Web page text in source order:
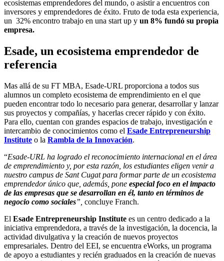
ecosistemas emprendedores del mundo, o asistir a encuentros con
inversores y emprendedores de éxito. Fruto de toda esta experiencia,
un 32% encontro trabajo en una start up y un 8% fundó su propia
empresa.
Esade, un ecosistema emprendedor de
referencia
Mas allá de su FT MBA, Esade-URL proporciona a todos sus
alumnos un completo ecosistema de emprendimiento en el que
pueden encontrar todo lo necesario para generar, desarrollar y lanzar
sus proyectos y compañías, y hacerlas crecer rápido y con éxito.
Para ello, cuentan con grandes espacios de trabajo, investigación e
intercambio de conocimientos como el Esade Entrepreneurship
Institute o la Rambla de la Innovación.
“Esade-URL ha logrado el reconocimiento internacional en el área
de emprendimiento y, por esta razón, los estudiantes eligen venir a
nuestro campus de Sant Cugat para formar parte de un ecosistema
emprendedor único que, además, pone especial foco en el impacto
de las empresas que se desarrollan en él, tanto en términos de
negocio como sociales”, concluye Franch.
El Esade Entrepreneurship Institute es un centro dedicado a la
iniciativa emprendedora, a través de la investigación, la docencia, la
actividad divulgativa y la creación de nuevos proyectos
empresariales. Dentro del EEI, se encuentra eWorks, un programa
de apoyo a estudiantes y recién graduados en la creación de nuevas